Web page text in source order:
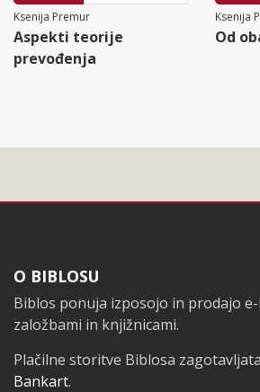
Ksenija Premur
Aspekti teorije
prevođenja
Ksenija
Od
Noga
O BIBLOSU
Biblos ponuja izposojo in prodajo
založbami in knjižnicami.
Plačilne storitve Biblosa zagotavljata
Bankart.